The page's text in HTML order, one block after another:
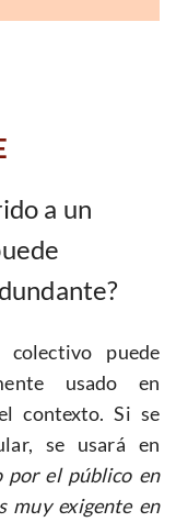
a un
puede
usado en
contexto. Si se
se usará en
por el público en
muy exigente en